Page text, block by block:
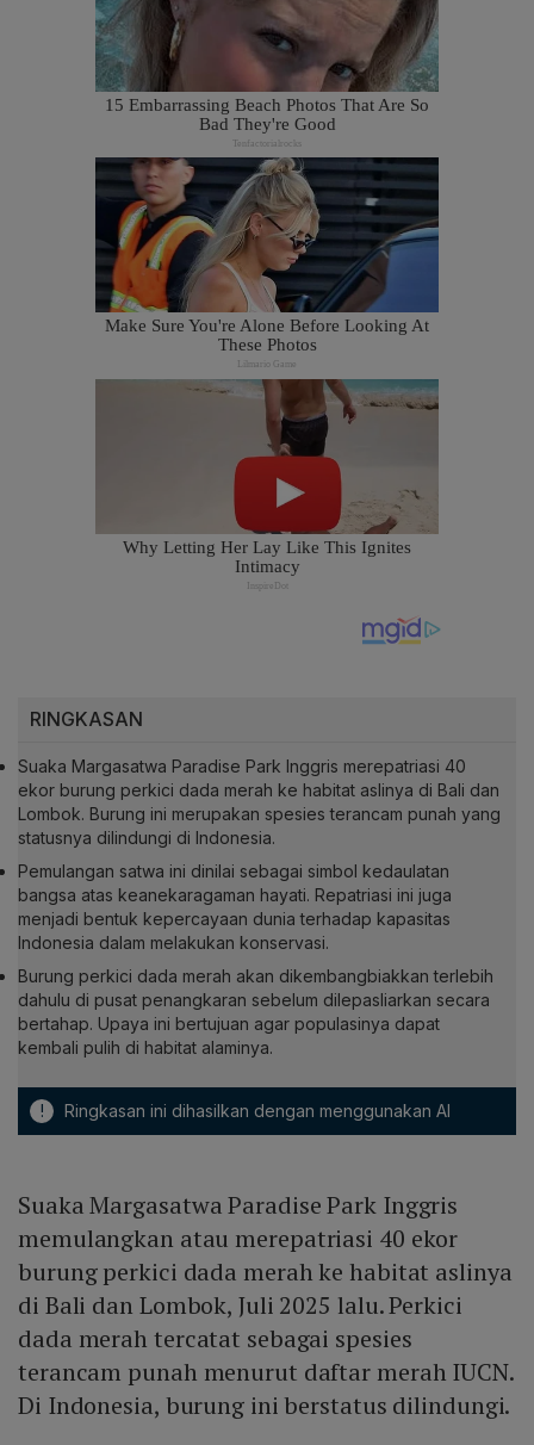
RINGKASAN
Suaka Margasatwa Paradise Park Inggris merepatriasi 40
ekor burung perkici dada merah ke habitat aslinya di Bali dan
Lombok. Burung ini merupakan spesies terancam punah yang
statusnya dilindungi di Indonesia.
Pemulangan satwa ini dinilai sebagai simbol kedaulatan
bangsa atas keanekaragaman hayati. Repatriasi ini juga
menjadi bentuk kepercayaan dunia terhadap kapasitas
Indonesia dalam melakukan konservasi.
Burung perkici dada merah akan dikembangbiakkan terlebih
dahulu di pusat penangkaran sebelum dilepasliarkan secara
bertahap. Upaya ini bertujuan agar populasinya dapat
kembali pulih di habitat alaminya.
! Ringkasan ini dihasilkan dengan menggunakan AI
Suaka Margasatwa Paradise Park Inggris
memulangkan atau merepatriasi 40 ekor
burung perkici dada merah ke habitat aslinya
di Bali dan Lombok, Juli 2025 lalu. Perkici
dada merah tercatat sebagai spesies
terancam punah menurut daftar merah IUCN.
Di Indonesia, burung ini berstatus dilindungi.